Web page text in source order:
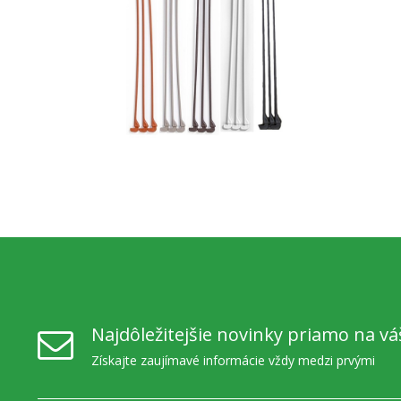
Najdôležitejšie novinky priamo na
Získajte zaujímavé informácie vždy medzi prvými